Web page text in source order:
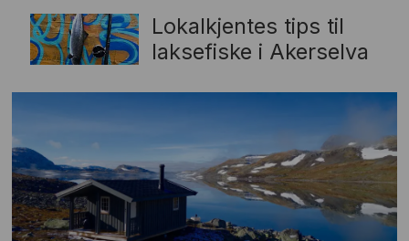
Lokalkjentes tips til
laksefiske i Akerselva